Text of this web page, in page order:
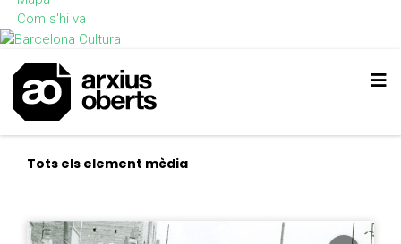
Com s'hi va
Tots els element mèdia